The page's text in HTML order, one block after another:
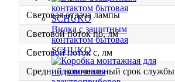
Вилка с защитным
контактом бытовая
SCHUKO
Световая отдача лампы
Световой поток по, лм
Световой поток с, лм
Средний номинальный срок службы